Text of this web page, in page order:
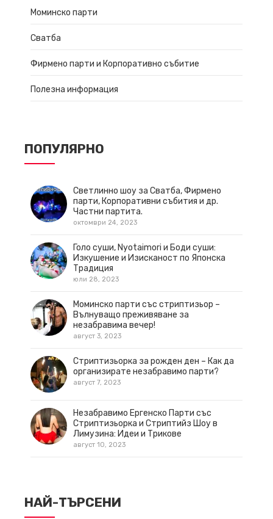
Моминско парти
Сватба
Фирмено парти и Корпоративно събитие
Полезна информация
ПОПУЛЯРНО
Светлинно шоу за Сватба, Фирмено
парти, Корпоративни събития и др.
Частни партита.
октомври 24, 2023
Голо суши, Nyotaimori и Боди суши:
Изкушение и Изисканост по Японска
Традиция
юли 28, 2023
Моминско парти със стриптизьор –
Вълнуващо преживяване за
незабравима вечер!
август 3, 2023
Стриптизьорка за рожден ден – Как да
организирате незабравимо парти?
август 7, 2023
Незабравимо Ергенско Парти със
Стриптизьорка и Стриптийз Шоу в
Лимузина: Идеи и Трикове
август 10, 2023
НАЙ-ТЪРСЕНИ